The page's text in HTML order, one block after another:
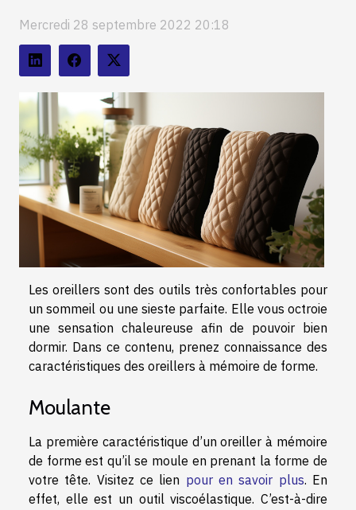
Mercredi 28 septembre 2022 20:18
Les oreillers sont des outils très confortables pour
un sommeil ou une sieste parfaite. Elle vous octroie
une sensation chaleureuse afin de pouvoir bien
dormir. Dans ce contenu, prenez connaissance des
caractéristiques des oreillers à mémoire de forme.
Moulante
La première caractéristique d’un oreiller à mémoire
de forme est qu’il se moule en prenant la forme de
votre tête. Visitez ce lien pour en savoir plus. En
effet, elle est un outil viscoélastique. C’est-à-dire